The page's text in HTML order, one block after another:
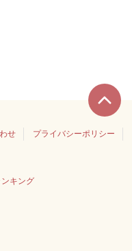
せ プライバシーポリシー
キング